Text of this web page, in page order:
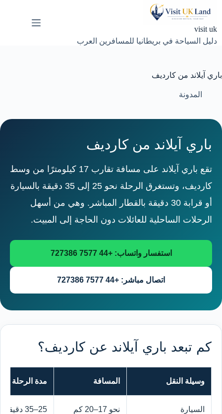
visit uk
دليل السياحة في بريطانيا للمسافرين العرب
باري آيلاند من كارديف
المدونة
باري آيلاند من كارديف
تقع باري آيلاند على مسافة تقارب 17 كيلومترًا من وسط
كارديف، وتستغرق الرحلة نحو 25 إلى 35 دقيقة بالسيارة
أو قرابة 30 دقيقة بالقطار المباشر. وهي من أسهل
الرحلات الساحلية للعائلات دون الحاجة إلى المبيت.
استفسار واتساب: +44 7577 727386
اتصال مباشر: +44 7577 727386
كم تبعد باري آيلاند عن كارديف؟
وسيلة النقل المسافة مدة الرحلة
السيارة نحو 17–20 كم 25–35 دقيقة